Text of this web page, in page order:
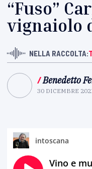
“Fuso”
vignaiolo
NELLA RACCOLTA:
/Benedetto
30 DICEMBRE